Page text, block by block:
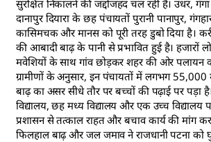
सुरक्षित निकालने की जद्दोजहद चल रही है। उधर,
दानापुर दियारा के छह पंचायतों पुरानी पानापुर,
कासिमचक और मानस को पूरी तरह डुबो दिया है।
की आबादी बाढ़ के पानी से प्रभावित हुई है।
मवेशियों के साथ गांव छोड़कर शहर की ओर पलायन
ग्रामीणों के अनुसार, इन पंचायतों में लगभग
बाढ़ का असर सीधे तौर पर बच्चों की पढ़ाई पर पड़ा
विद्यालय, छह मध्य विद्यालय और एक उच्च विद्यालय
प्रशासन से तत्काल राहत और बचाव कार्य की मांग
फिलहाल बाढ़ और जल जमाव ने राजधानी पटना को